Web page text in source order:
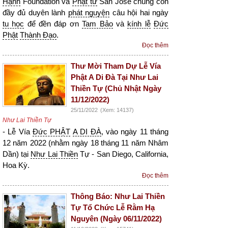
đầy đủ duyên lành phát nguyện câu hội hai ngày
tu học để đền đáp ơnTam Bảovà kính lễ Đức
Phật Thành Đạo.
Đọc thêm
Thư Mời Tham Dự Lễ Vía
Phật A Di Đà Tại Như Lai
Thiền Tự (Chủ Nhật Ngày
11/12/2022)
25/11/2022 (Xem: 14137)
Như Lai Thiền Tự
- Lễ VíaĐức PHẬT A DI ĐÀ, vào ngày 11 tháng
12 năm 2022 (nhằm ngày 18 tháng 11 năm Nhâm
Dần) tại Như Lai ThiềnTự - San Diego, California,
Hoa Kỳ.
Đọc thêm
Thông Báo: Như Lai Thiền
Tự Tổ Chức Lễ Rằm Hạ
Nguyên (Ngày 06/11/2022)